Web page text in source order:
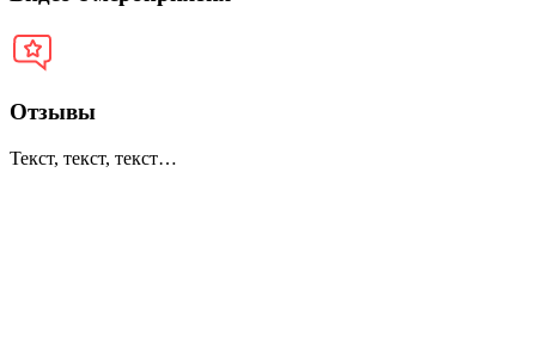
Отзывы
Текст, текст, текст…